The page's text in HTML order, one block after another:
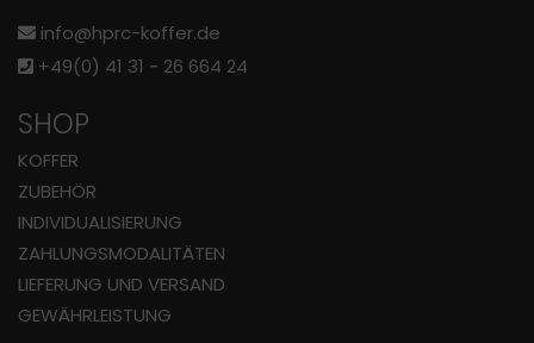
info@hprc-koffer.de
+49(0) 41 31 - 26 664 24
SHOP
KOFFER
ZUBEHÖR
INDIVIDUALISIERUNG
ZAHLUNGS­MODALITÄTEN
LIEFERUNG UND VERSAND
GEWÄHRLEISTUNG